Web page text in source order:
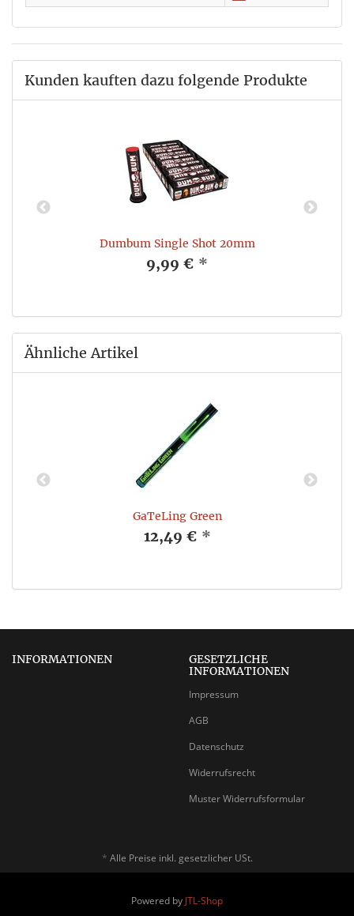
Kunden kauften dazu folgende Produkte
Dumbum Single Shot 20mm
9,99 € *
Ähnliche Artikel
GaTeLing Green
12,49 € *
INFORMATIONEN
GESETZLICHE
INFORMATIONEN
Impressum
AGB
Datenschutz
Widerrufsrecht
Muster Widerrufsformular
* Alle Preise inkl. gesetzlicher USt.
Powered by JTL-Shop